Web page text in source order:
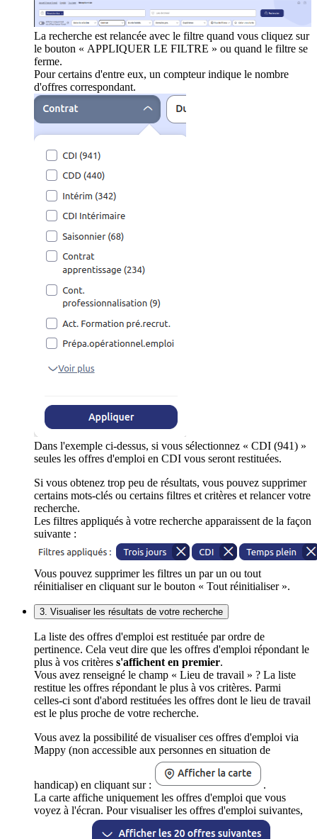
La recherche est relancée avec le filtre quand vous cliquez sur
le bouton « APPLIQUER LE FILTRE » ou quand le filtre se
ferme.
Pour certains d'entre eux, un compteur indique le nombre
d'offres correspondant.
Dans l'exemple ci-dessus, si vous sélectionnez « CDI (941) »
seules les offres d'emploi en CDI vous seront restituées.
Si vous obtenez trop peu de résultats, vous pouvez supprimer
certains mots-clés ou certains filtres et critères et relancer votre
recherche.
Les filtres appliqués à votre recherche apparaissent de la façon
suivante :
Vous pouvez supprimer les filtres un par un ou tout
réinitialiser en cliquant sur le bouton « Tout réinitialiser ».
3. Visualiser les résultats de votre recherche
La liste des offres d'emploi est restituée par ordre de
pertinence. Cela veut dire que les offres d'emploi répondant le
plus à vos critères s'affichent en premier.
Vous avez renseigné le champ « Lieu de travail » ? La liste
restitue les offres répondant le plus à vos critères. Parmi
celles-ci sont d'abord restituées les offres dont le lieu de travail
est le plus proche de votre recherche.
Vous avez la possibilité de visualiser ces offres d'emploi via
Mappy (non accessible aux personnes en situation de
handicap) en cliquant sur :
.
La carte affiche uniquement les offres d'emploi que vous
voyez à l'écran. Pour visualiser les offres d'emploi suivantes,